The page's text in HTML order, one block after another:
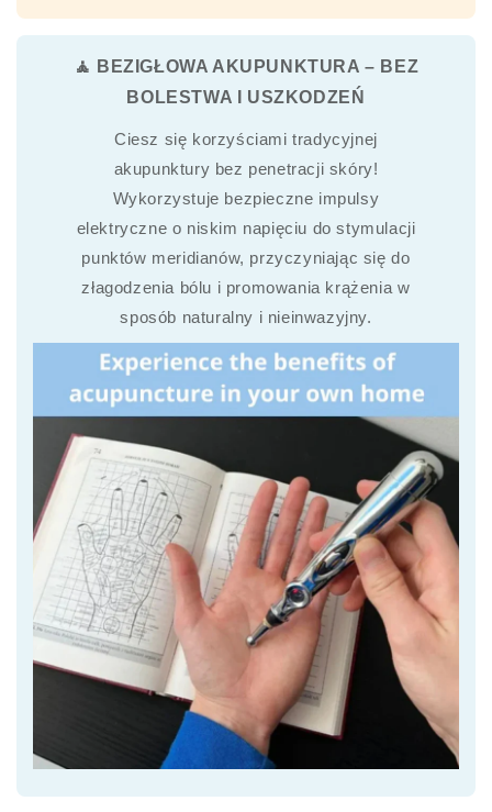
🧘 BEZIGŁOWA AKUPUNKTURA – BEZ
BOLESTWA I USZKODZEŃ
Ciesz się korzyściami tradycyjnej
akupunktury bez penetracji skóry!
Wykorzystuje bezpieczne impulsy
elektryczne o niskim napięciu do stymulacji
punktów meridianów, przyczyniając się do
złagodzenia bólu i promowania krążenia w
sposób naturalny i nieinwazyjny.